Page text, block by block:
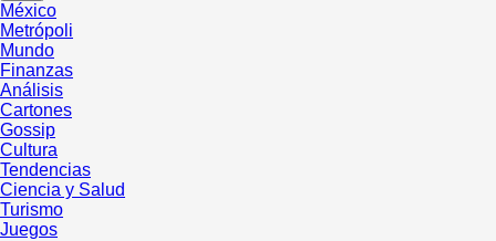
México
Metrópoli
Mundo
Finanzas
Análisis
Cartones
Gossip
Cultura
Tendencias
Ciencia y Salud
Turismo
Juegos